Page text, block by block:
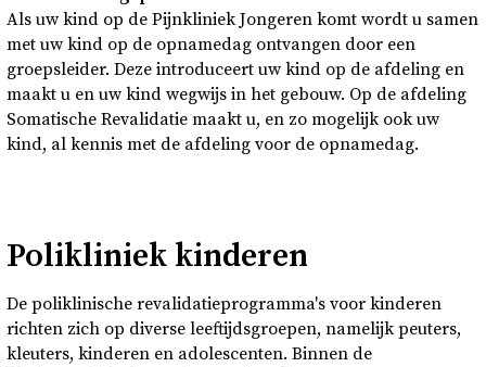
Als uw kind op de Pijnkliniek Jongeren komt wordt u samen
met uw kind op de opnamedag ontvangen door een
groepsleider. Deze introduceert uw kind op de afdeling en
maakt u en uw kind wegwijs in het gebouw. Op de afdeling
Somatische Revalidatie maakt u, en zo mogelijk ook uw
kind, al kennis met de afdeling voor de opnamedag.
Polikliniek kinderen
De poliklinische revalidatieprogramma's voor kinderen
richten zich op diverse leeftijdsgroepen, namelijk peuters,
kleuters, kinderen en adolescenten. Binnen de